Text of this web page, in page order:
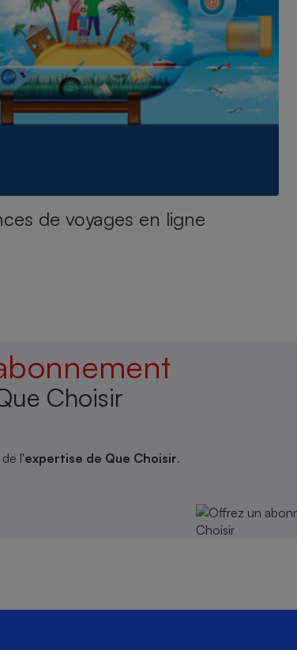
de voyages en ligne
Choisir
l'expertise de Que Choisir.